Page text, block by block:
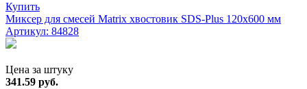
Купить
Миксер для смесей Matrix хвостовик SDS-Plus 120х600 мм
Артикул: 84828
Цена за штуку
341.59 руб.